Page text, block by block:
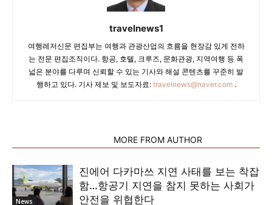
travelnews1
여행레저신문 편집부는 여행과 관광산업의 흐름을 현장감 있게 전하
는 전문 편집조직이다. 항공, 호텔, 크루즈, 문화관광, 지역여행 등 폭
넓은 분야를 다루며 신뢰할 수 있는 기사와 해설 콘텐츠를 꾸준히 발
행하고 있다. 기사 제보 및 보도자료: travelnews@naver.com.
MORE FROM AUTHOR
News
진에어 다카마쓰 지연 사태를 보는 착잡
함…항공기 지연을 참지 못하는 사회가
안전을 위협한다